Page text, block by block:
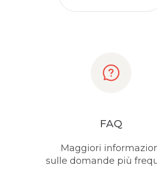
FAQ
Maggiori
sulle domande più